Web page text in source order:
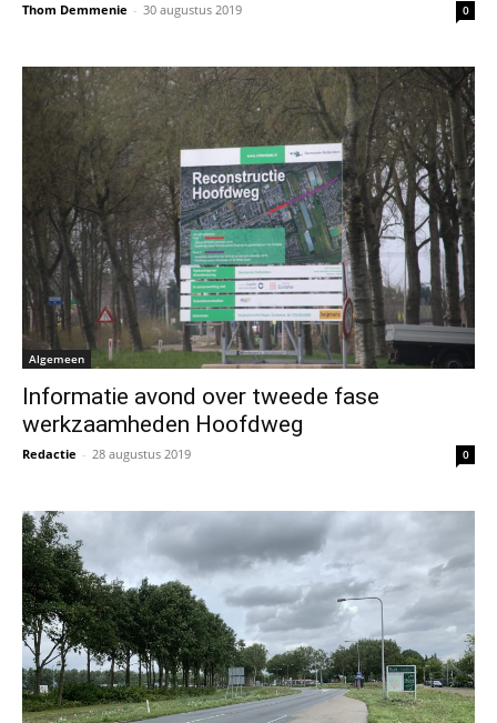
Thom Demmenie - 30 augustus 2019 0
Algemeen
Informatie avond over tweede fase
werkzaamheden Hoofdweg
Redactie - 28 augustus 2019 0